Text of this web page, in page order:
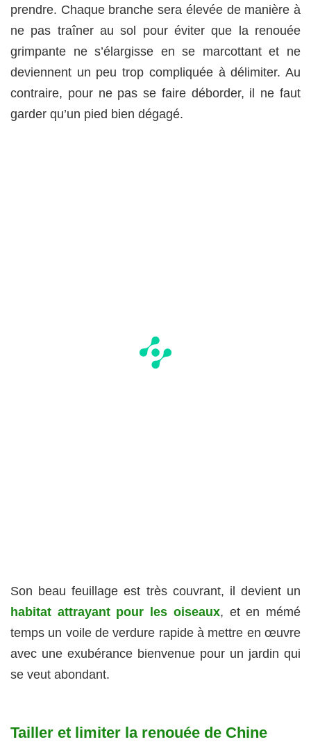
prendre. Chaque branche sera élevée de manière à
ne pas traîner au sol pour éviter que la renouée
grimpante ne s’élargisse en se marcottant et ne
deviennent un peu trop compliquée à délimiter. Au
contraire, pour ne pas se faire déborder, il ne faut
garder qu’un pied bien dégagé.
Son beau feuillage est très couvrant, il devient un
habitat attrayant pour les oiseaux, et en mémé
temps un voile de verdure rapide à mettre en œuvre
avec une exubérance bienvenue pour un jardin qui
se veut abondant.
Tailler et limiter la renouée de Chine